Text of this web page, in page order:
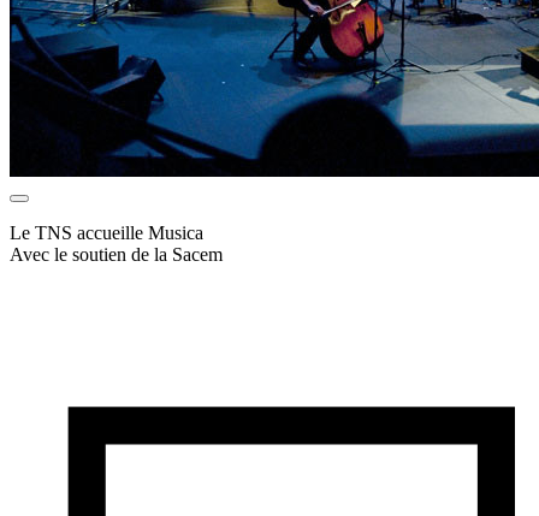
Le TNS accueille Musica
Avec le soutien de la Sacem